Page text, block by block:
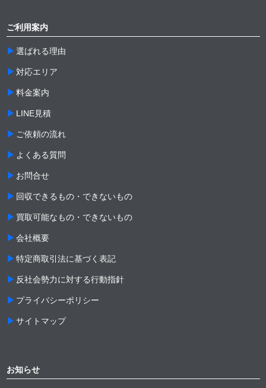
ご利用案内
選ばれる理由
対応エリア
料金案内
LINE見積
ご依頼の流れ
よくある質問
お問合せ
回収できるもの・できないもの
買取可能なもの・できないもの
会社概要
特定商取引法に基づく表記
反社会勢力に対する行動指針
プライバシーポリシー
サイトマップ
お知らせ